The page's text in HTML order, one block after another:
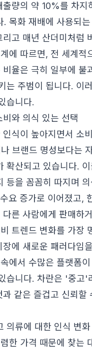
량의 약 10%를 차
. 목화 재배에 사용되
고 매년 산더미처럼
에 따르면, 전 세계
율은 극히 일부에
는 주범이 됩니다. 이
습니다.
와 의식 있는 선택
식이 높아지면서 소
브랜드 명성보다는
확산되고 있습니다.
등을 꼼꼼히 따지며
요 증가로 이어졌고,
른 사람에게 판매하
트렌드 변화를 가장
에 새로운 패러다임
에서 수많은 플랫폼
습니다. 차란은 '중고
같은 즐겁고 신뢰할
의류에 대한 인식 변화
한 가격 때문에 찾는